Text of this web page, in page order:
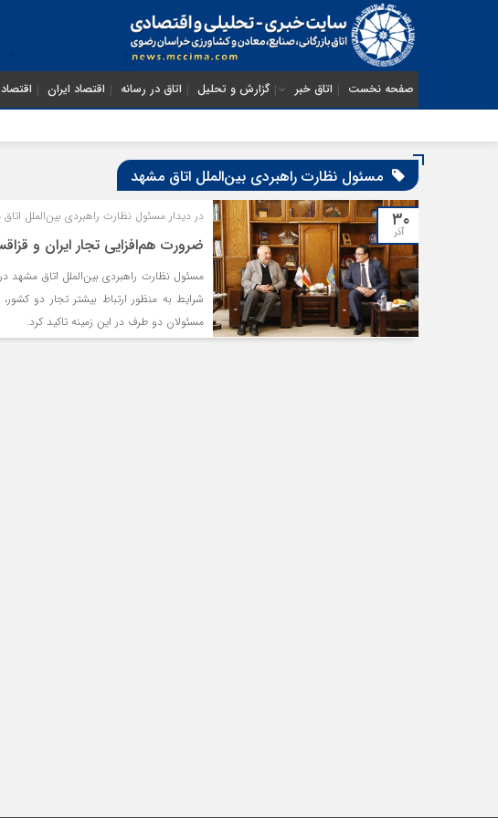
صفحه نخست اتاق خبر گزارش و تحلیل اتاق در رسانه اقتصاد ایران
مسئول نظارت راهبردی بین‌الملل اتاق مشهد
۳۰
آذر
در دیدار مسئول نظارت راهبردی بین‌الملل
ضرورت هم‌افزایی تجار ایران و
مسئول نظارت راهبردی بین‌الملل اتاق مشهد
شرایط به منظور ارتباط بیشتر تجار دو
مسئولان دو طرف در این زمینه تاکید کرد.